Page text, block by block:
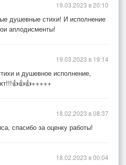
душевные стихи! И исполнение
аплодисменты!
19.03.2023 в 20:10
и душевное исполнение,
19.03.2023 в 19:14
спасибо за оценку работы!
18.02.2023 в 08:37
18.02.2023 в 00:04